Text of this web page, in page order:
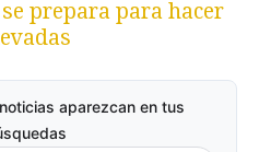
prepara para hacer
aparezcan en tus